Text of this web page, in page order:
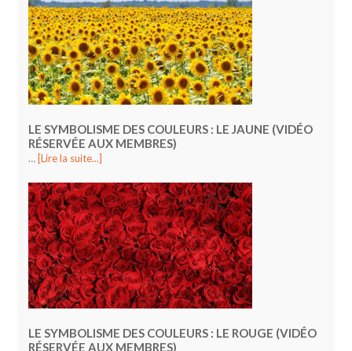
LE SYMBOLISME DES COULEURS : LE JAUNE (VIDÉO
RÉSERVÉE AUX MEMBRES)
… [Lire la suite...]
LE SYMBOLISME DES COULEURS : LE ROUGE (VIDÉO
RÉSERVÉE AUX MEMBRES)